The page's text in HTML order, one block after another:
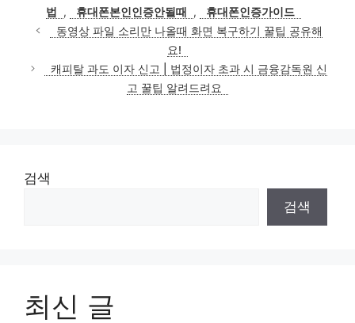
법
, 휴대폰본인인증안될때 ,
휴대폰인증가이드
동영상 파일 소리만 나올때 화면 복구하기 꿀팁 공유해
요!
캐피탈 과도 이자 신고 | 법정이자 초과 시 금융감독원 신
고 꿀팁 알려드려요
검색
검색
최신 글